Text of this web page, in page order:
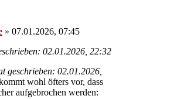
» 07.01.2026, 07:45
02.01.2026, 22:32
geschrieben: 02.01.2026,
wohl öfters vor, dass
aufgebrochen werden: